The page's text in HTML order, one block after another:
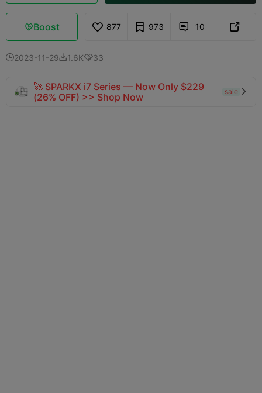
Boost 877 973  10 
2023-11-291.6K33
🚀 SPARKX i7 Series — Now Only $229
(26% OFF) >> Shop Now
sale 